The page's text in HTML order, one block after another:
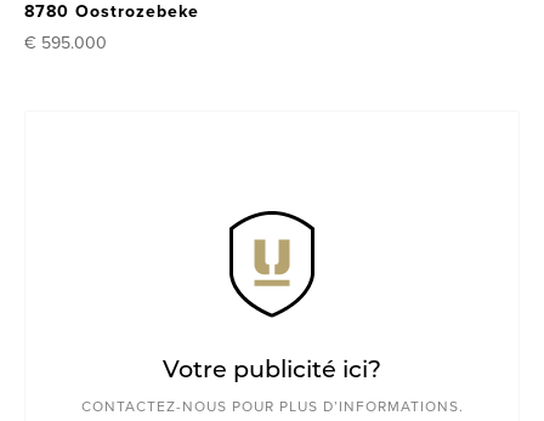
8780 Oostrozebeke
€ 595.000
Votre publicité ici?
CONTACTEZ-NOUS POUR PLUS D’INFORMATIONS.